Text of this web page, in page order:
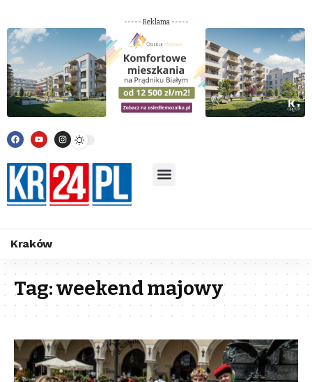
----- Reklama -----
Kraków
Tag:weekend majowy